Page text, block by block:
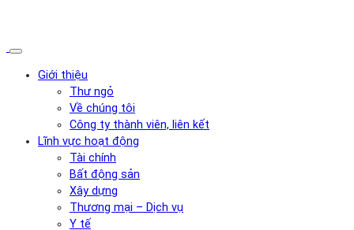
Giới thiệu
Thư ngỏ
Về chúng tôi
Công ty thành viên, liên kết
Lĩnh vực hoạt động
Tài chính
Bất động sản
Xây dựng
Thương mại – Dịch vụ
Y tế